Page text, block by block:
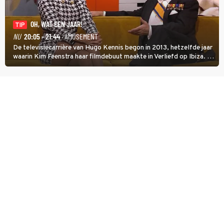
TIP
OH, WAT EEN JAAR!
NU 20:05 - 21:44· AMUSEMENT
De televisiecarrière van Hugo Kennis begon in 2013, hetzelfde jaar
waarin Kim Feenstra haar filmdebuut maakte in Verliefd op Ibiza. In
Oh, Wat een Jaar! wordt duidelijk wat ze nog meer weten van het